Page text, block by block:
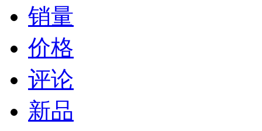
销量
价格
评论
新品